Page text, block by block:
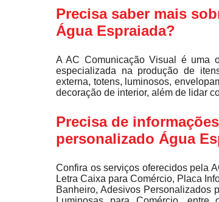
Precisa saber mais
Água Espraiada?
A AC Comunicação Visual é uma
especializada na produção de
externa, totens, luminosos,
decoração de interior, além de lidar
Precisa de
personalizado Água
Confira os serviços oferecidos pela
Letra Caixa para Comércio, Placa
Banheiro, Adesivos Personalizados